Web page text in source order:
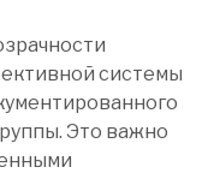
системы
Это важно